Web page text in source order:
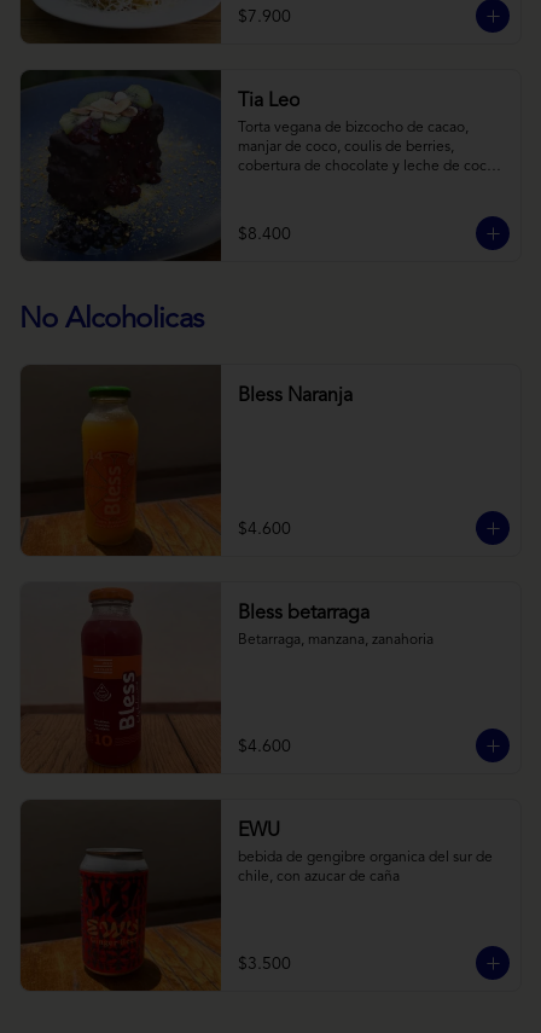
$7.900
Tia Leo
Torta vegana de bizcocho de cacao,
manjar de coco, coulis de berries,
cobertura de chocolate y leche de coco
$8.400
No Alcoholicas
Bless Naranja
$4.600
Bless betarraga
Betarraga, manzana, zanahoria
$4.600
EWU
bebida de gengibre organica del sur de
chile, con azucar de caña
$3.500